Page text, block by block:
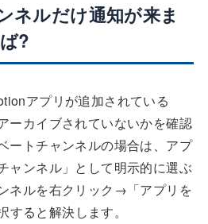
ネルだけ通知が来ま
?
アプリが追加されている
ーカイブされていないかを確認
ートチャンネルの場合は、アプ
ャンネル」として明示的に選ぶ
ネルを右クリック→「アプリを
ると解決します。